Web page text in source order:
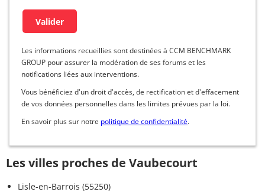
Les informations recueillies sont destinées à CCM BENCHMARK
GROUP pour assurer la modération de ses forums et les
notifications liées aux interventions.
Vous bénéficiez d'un droit d'accès, de rectification et d'effacement
de vos données personnelles dans les limites prévues par la loi.
En savoir plus sur notre politique de confidentialité.
Les villes proches de Vaubecourt
Lisle-en-Barrois (55250)